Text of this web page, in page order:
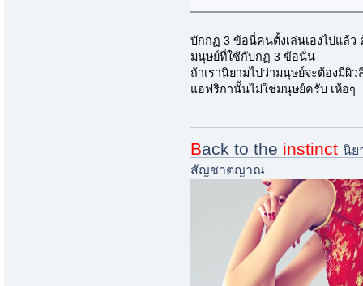
บักกฏ 3 ข้อนี่คนตั้งเล่นเองไปแล้ว
มนุษย์ที่ใช้กับกฏ 3 ข้อนั่น
ถ้าเรานิยามไปว่ามนุษย์จะต้องมีผิ
แอฟริกานั้นไม่ใช่มนุษย์ครับ เห้อๆ
Back to the instinct นิย
สัญชาตญาณ